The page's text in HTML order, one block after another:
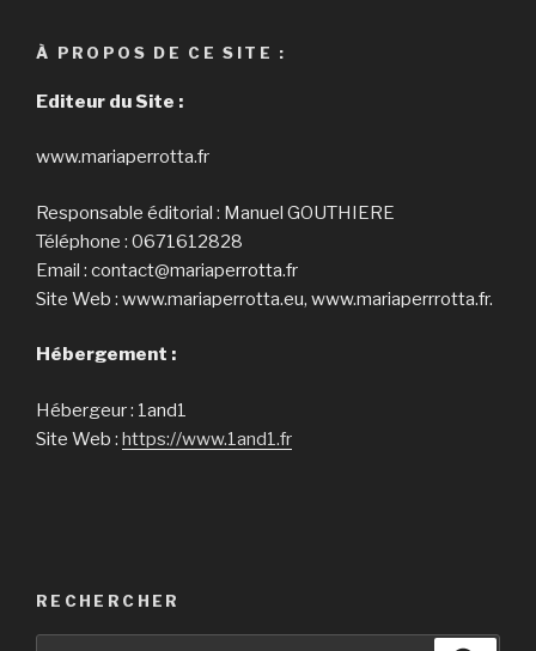
À PROPOS DE CE SITE :
Editeur du Site :
www.mariaperrotta.fr
Responsable éditorial : Manuel GOUTHIERE
Téléphone : 0671612828
Email : contact@mariaperrotta.fr
Site Web : www.mariaperrotta.eu, www.mariaperrrotta.fr.
Hébergement :
Hébergeur : 1and1
Site Web : https://www.1and1.fr
RECHERCHER